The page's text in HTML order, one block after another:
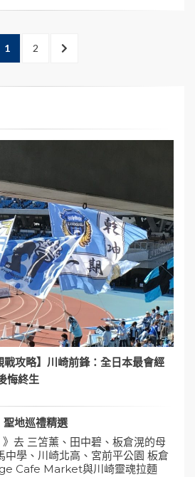
PAGE
1 PAGE
2
NEXT
攻略】川崎前鋒：全日本最會經
悔終生
聖地巡禮精選
去 三笘薰、田中碧、板倉滉的母
中學、川崎北高、宮前平公園 板倉
Cafe Market與川崎靈魂拉麵